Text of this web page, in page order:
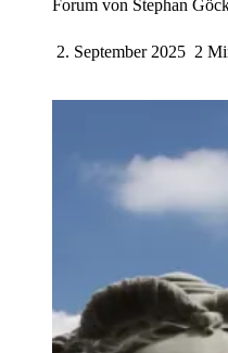
Forum von Stephan
2. September 2025 2